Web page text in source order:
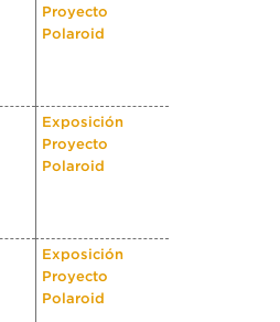
Proyecto
Polaroid
Exposición
Proyecto
Polaroid
Exposición
Proyecto
Polaroid